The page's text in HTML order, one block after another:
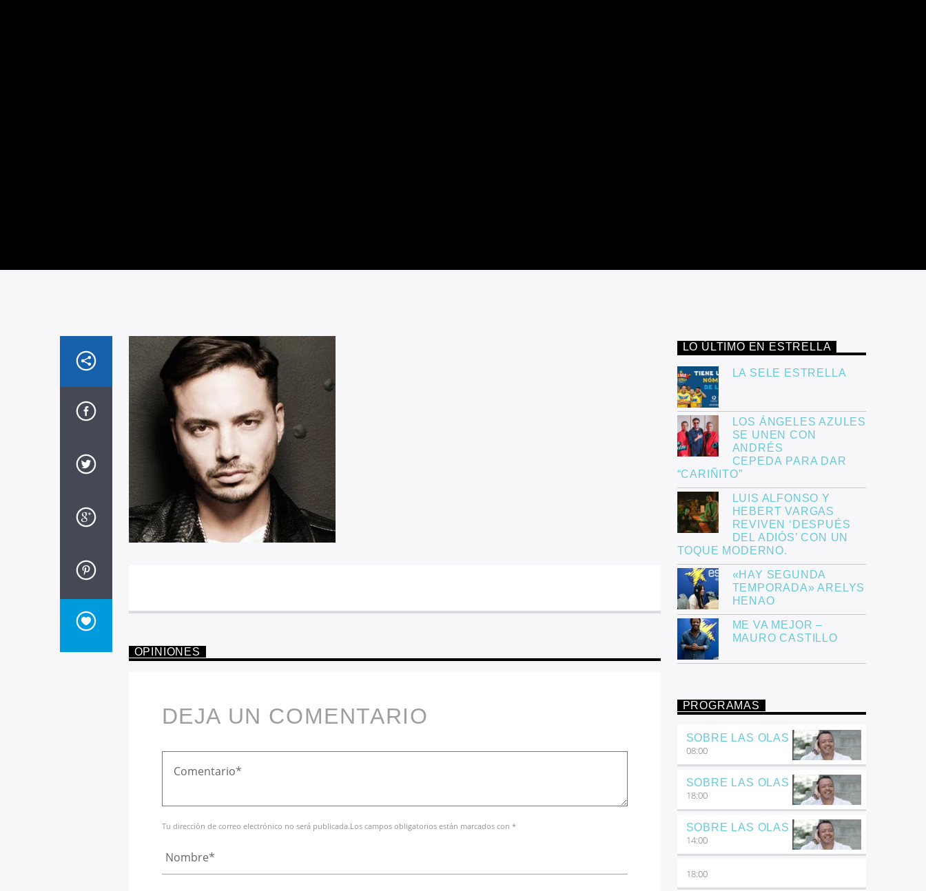
OPINIONES
DEJA UN COMENTARIO
Tu dirección de correo electrónico no será publicada.Los campos obligatorios están marcados con *
LO ÚLTIMO EN ESTRELLA
LA SELE ESTRELLA
LOS ÁNGELES AZULES
SE UNEN CON
ANDRÉS
CEPEDA PARA DAR
“CARIÑITO”
LUIS ALFONSO Y
HEBERT VARGAS
REVIVEN ‘DESPUÉS
DEL ADIÓS’ CON UN
TOQUE MODERNO.
«HAY SEGUNDA
TEMPORADA» ARELYS
HENAO
ME VA MEJOR –
MAURO CASTILLO
PROGRAMAS
SOBRE LAS OLAS
08:00
SOBRE LAS OLAS
18:00
SOBRE LAS OLAS
14:00
18:00